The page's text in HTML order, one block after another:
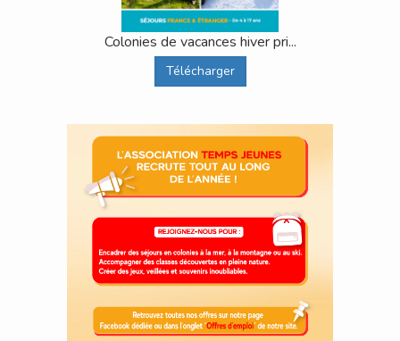
Colonies de vacances hiver pri...
Télécharger